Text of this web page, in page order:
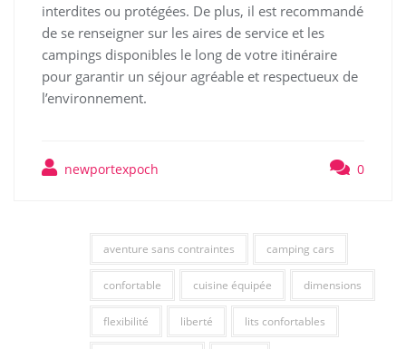
interdites ou protégées. De plus, il est recommandé
de se renseigner sur les aires de service et les
campings disponibles le long de votre itinéraire
pour garantir un séjour agréable et respectueux de
l’environnement.
newportexpoch 0
aventure sans contraintes camping cars
confortable cuisine équipée dimensions
flexibilité liberté lits confortables